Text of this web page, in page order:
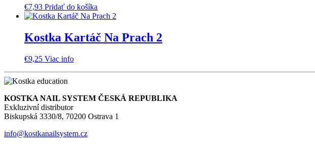
€7,93 Pridať do košíka
Kostka Kartáč Na Prach 2
€9,25 Viac info
KOSTKA NAIL SYSTEM ČESKÁ REPUBLIKA
Exkluzivní distributor
Biskupská 3330/8, 70200 Ostrava 1
info@kostkanailsystem.cz